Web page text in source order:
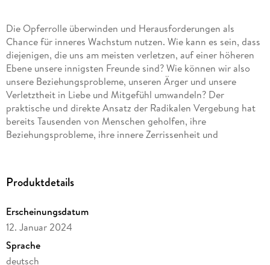
Die Opferrolle überwinden und Herausforderungen als
Chance für inneres Wachstum nutzen. Wie kann es sein, dass
diejenigen, die uns am meisten verletzen, auf einer höheren
Ebene unsere innigsten Freunde sind? Wie können wir also
unsere Beziehungsprobleme, unseren Ärger und unsere
Verletztheit in Liebe und Mitgefühl umwandeln? Der
praktische und direkte Ansatz der Radikalen Vergebung hat
bereits Tausenden von Menschen geholfen, ihre
Beziehungsprobleme, ihre innere Zerrissenheit und
Öffnung für die wunderbaren Fügungen in unserem Leben. In
Radikalen Vergebung zeigt Colin Tipping auf, wie wir im
Alltag, in unseren Beziehungen und am Arbeitsplatz aus dem,
was uns am meisten aufregt und die größten Probleme
bereitet, die wichtigsten Lektionen lernen können. Radikale
Produktdetails
Erscheinungsdatum
12. Januar 2024
Sprache
deutsch